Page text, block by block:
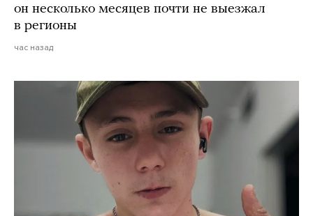
он несколько месяцев почти не выезжал
в регионы
час назад